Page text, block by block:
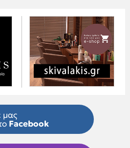
μας
Facebook